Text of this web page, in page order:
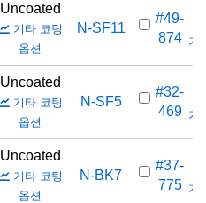
Uncoated
기타 코팅
옵션
N-SF11
#49-
874 가
Uncoated
기타 코팅
옵션
N-SF5
#32-
469 가
Uncoated
기타 코팅
옵션
N-BK7
#37-
775 가